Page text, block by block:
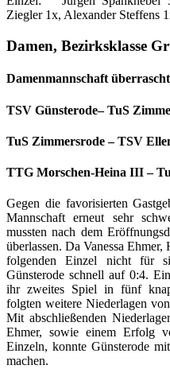
Ziegler 1x, Alexander Steffens
Damen, Bezirksklasse
Damenmannschaft
TSV Günsterode–
TuS Zimmersrode –
TTG Morschen-Heina III
Gegen die favorisierten
Mannschaft erneut sehr
mussten nach dem
überlassen. Da Vanessa
folgenden Einzel nicht für
Günsterode schnell auf 0:4.
ihr zweites Spiel in fünf
folgten weitere Niederlagen
Mit abschließenden
Ehmer, sowie einem Erfolg
Einzeln, konnte Günsterode
machen.